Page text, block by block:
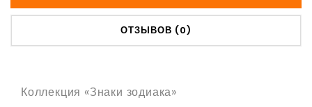
ОТЗЫВОВ (0)
Коллекция «Знаки зодиака»